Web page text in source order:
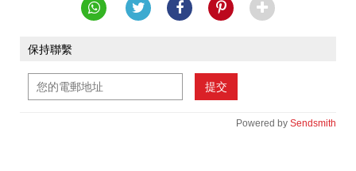
保持聯繫
提交
Powered by Sendsmith